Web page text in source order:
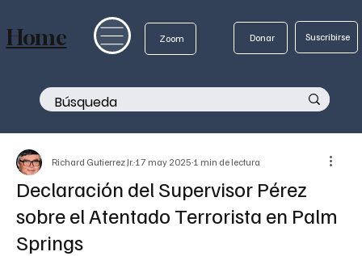
Zoom Donar Suscribirse
Home
Declaración del Supervisor Pérez
sobre el Atentado Terrorista en Palm
Springs
Richard Gutierrez Jr. 17 may 2025 1 min de lectura